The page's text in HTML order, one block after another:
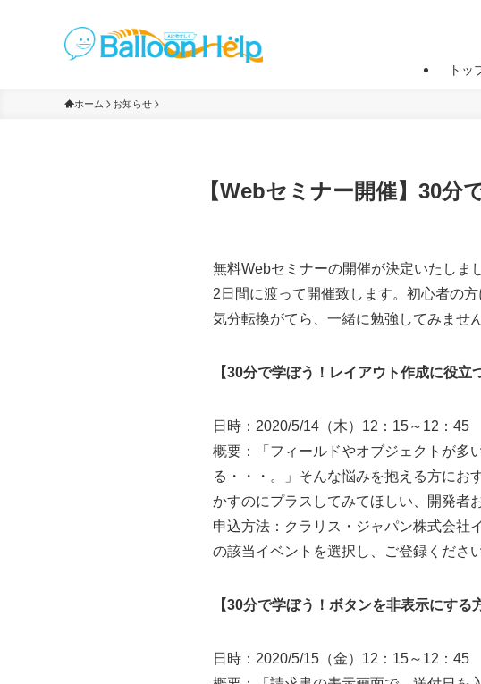
トッ
ホーム お知らせ
【Webセミナー開催】30分
無料Webセミナーの開催が決定いたしま
2日間に渡って開催致します。初心者の方
気分転換がてら、一緒に勉強してみませ
【30分で学ぼう！レイアウト作成に役
日時：2020/5/14（木）12：15～12：45
概要：「フィールドやオブジェクトが多
る・・・。」そんな悩みを抱える方にお
かすのにプラスしてみてほしい、開発者
申込方法：クラリス・ジャパン株式会社
の該当イベントを選択し、ご登録くださ
【30分で学ぼう！ボタンを非表示にする
日時：2020/5/15（金）12：15～12：45